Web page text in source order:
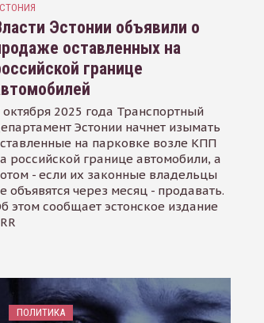
Эстонии объявили о
оставленных на
границе
октября 2025 года Транспортный
Эстонии начнет изымать
на парковке возле КПП
российской границе автомобили, а
- если их законные владельцы
объявятся через месяц - продавать.
этом сообщает эстонское издание
ПОЛИТИКА